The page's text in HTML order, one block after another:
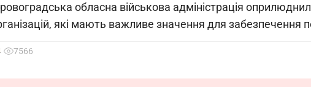
обласна військова адміністрація
які мають важливе значення для забезпечення
7566